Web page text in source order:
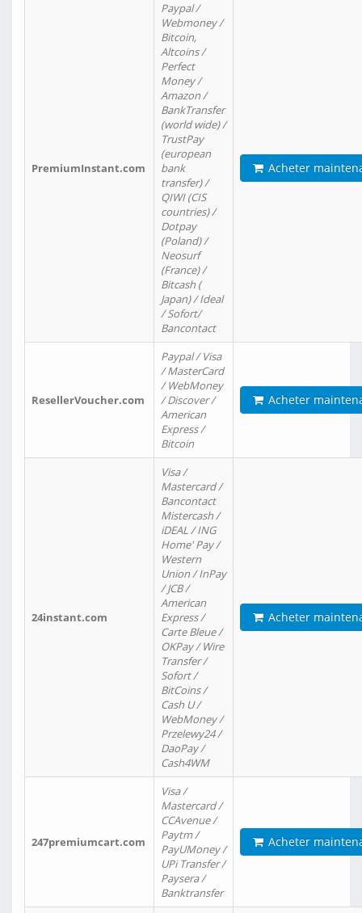
PremiumInstant.com
Paypal /
Webmoney /
Bitcoin,
Altcoins /
Perfect
Money /
Amazon /
BankTransfer
(world wide) /
TrustPay
(european
bank
transfer) /
QIWI (CIS
countries) /
Dotpay
(Poland) /
Neosurf
(France) /
Bitcash (
Japan) / Ideal
/ Sofort/
Bancontact
Acheter
ResellerVoucher.com
Paypal / Visa
/ MasterCard
/ WebMoney
/ Discover /
American
Express /
Bitcoin
Acheter
24instant.com
Visa /
Mastercard /
Bancontact
Mistercash /
iDEAL / ING
Home' Pay /
Western
Union / InPay
/ JCB /
American
Express /
Carte Bleue /
OKPay / Wire
Transfer /
Sofort /
BitCoins /
Cash U /
WebMoney /
Przelewy24 /
DaoPay /
Cash4WM
Acheter
247premiumcart.com
Visa /
Mastercard /
CCAvenue /
Paytm /
PayUMoney /
UPi Transfer /
Paysera /
Banktransfer
Acheter